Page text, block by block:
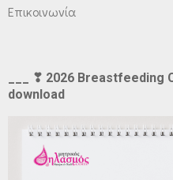
Επικοινωνία
___ ❣ 2026 Breastfeeding
download